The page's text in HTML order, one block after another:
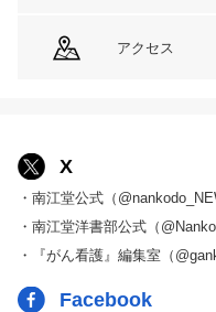
アクセス
X
・南江堂公式（
・南江堂洋書部公式（
・『がん看護』編集室（
Facebook